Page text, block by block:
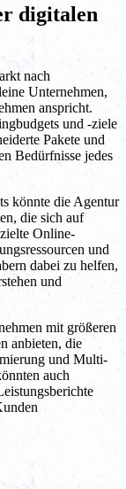
digitalen
nach
Unternehmen,
anspricht.
und -ziele
Pakete und
Bedürfnisse jedes
könnte die Agentur
die sich auf
Online-
und
dabei zu helfen,
und
mit größeren
anbieten, die
und Multi-
auch